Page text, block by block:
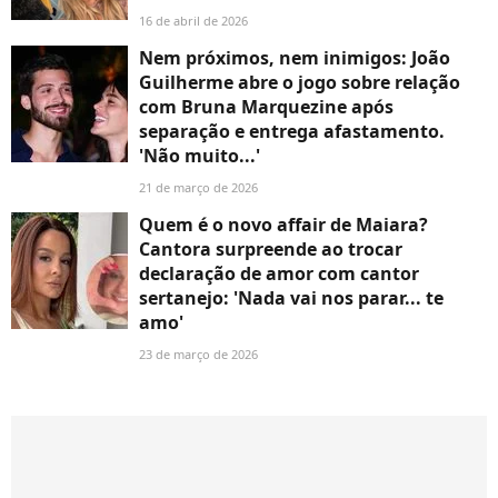
16 de abril de 2026
Nem próximos, nem inimigos: João
Guilherme abre o jogo sobre relação
com Bruna Marquezine após
separação e entrega afastamento.
'Não muito...'
21 de março de 2026
Quem é o novo affair de Maiara?
Cantora surpreende ao trocar
declaração de amor com cantor
sertanejo: 'Nada vai nos parar... te
amo'
23 de março de 2026